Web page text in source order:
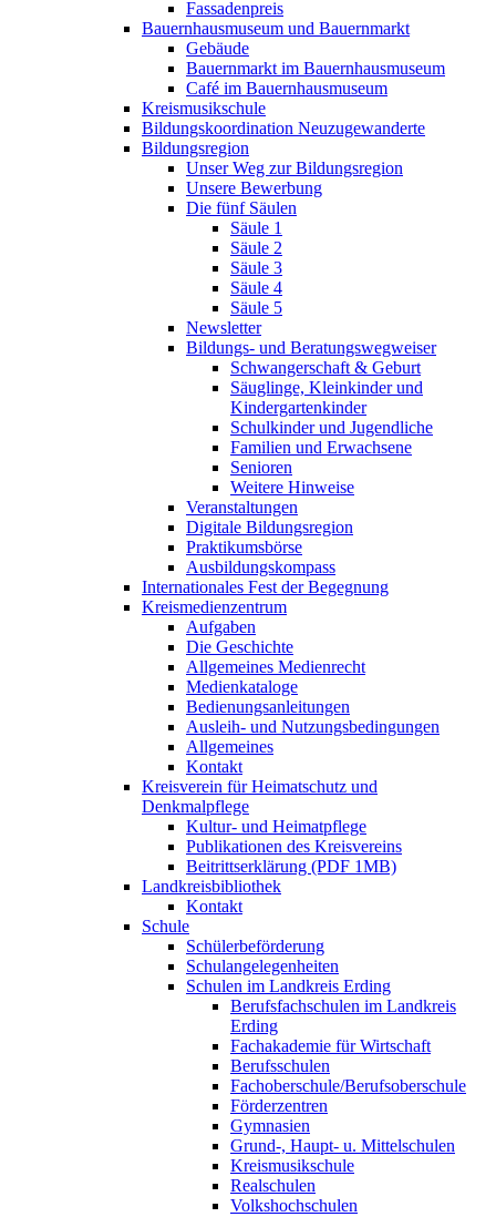
Fassadenpreis
Bauernhausmuseum und Bauernmarkt
Gebäude
Bauernmarkt im Bauernhausmuseum
Café im Bauernhausmuseum
Kreismusikschule
Bildungskoordination Neuzugewanderte
Bildungsregion
Unser Weg zur Bildungsregion
Unsere Bewerbung
Die fünf Säulen
Säule 1
Säule 2
Säule 3
Säule 4
Säule 5
Newsletter
Bildungs- und Beratungswegweiser
Schwangerschaft & Geburt
Säuglinge, Kleinkinder und
Kindergartenkinder
Schulkinder und Jugendliche
Familien und Erwachsene
Senioren
Weitere Hinweise
Veranstaltungen
Digitale Bildungsregion
Praktikumsbörse
Ausbildungskompass
Internationales Fest der Begegnung
Kreismedienzentrum
Aufgaben
Die Geschichte
Allgemeines Medienrecht
Medienkataloge
Bedienungsanleitungen
Ausleih- und Nutzungsbedingungen
Allgemeines
Kontakt
Kreisverein für Heimatschutz und
Denkmalpflege
Kultur- und Heimatpflege
Publikationen des Kreisvereins
Beitrittserklärung (PDF 1MB)
Landkreisbibliothek
Kontakt
Schule
Schülerbeförderung
Schulangelegenheiten
Schulen im Landkreis Erding
Berufsfachschulen im Landkreis
Erding
Fachakademie für Wirtschaft
Berufsschulen
Fachoberschule/Berufsoberschule
Förderzentren
Gymnasien
Grund-, Haupt- u. Mittelschulen
Kreismusikschule
Realschulen
Volkshochschulen